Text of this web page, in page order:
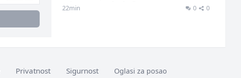
22min 0 0
Privatnost Sigurnost Oglasi za posao